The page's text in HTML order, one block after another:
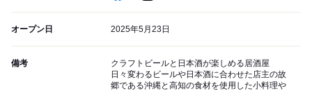
オープン日 2025年5月23日
備考
クラフトビールと日本酒が楽しめる居酒屋
日々変わるビールや日本酒に合わせた店主の故
郷である沖縄と高知の食材を使用した小料理や